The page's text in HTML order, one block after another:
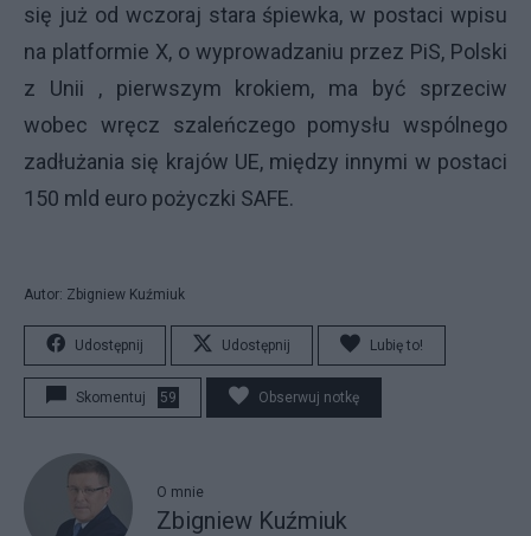
się już od wczoraj stara śpiewka, w postaci wpisu
na platformie X, o wyprowadzaniu przez PiS, Polski
z Unii , pierwszym krokiem, ma być sprzeciw
wobec wręcz szaleńczego pomysłu wspólnego
zadłużania się krajów UE, między innymi w postaci
150 mld euro pożyczki SAFE.
Autor: Zbigniew Kuźmiuk
Udostępnij Udostępnij Lubię to!
Skomentuj 59 Obserwuj notkę
O mnie
Zbigniew Kuźmiuk